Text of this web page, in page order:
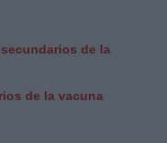
de la
de la vacuna